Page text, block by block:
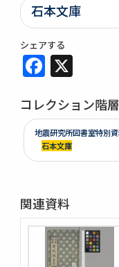
石本文庫
シェアする
コレクション階層
地震研究所図書室特別
石本文庫
関連資料